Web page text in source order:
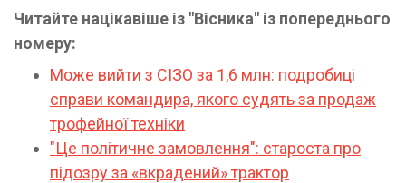
Читайте націкавіше із "Вісника" із попереднього
номеру:
Може вийти з СІЗО за 1,6 млн: подробиці
справи командира, якого судять за продаж
трофейної техніки
"Це політичне замовлення": староста про
підозру за «вкрадений» трактор